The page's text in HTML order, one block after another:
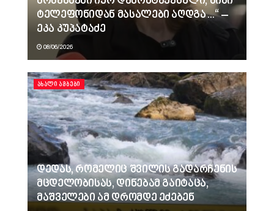
ტელეფონიდან მასალები აღდგა…“ –
ეკა კუპატაძე
08/06/2026
ᲐᲮᲐᲚᲘ ᲐᲛᲑᲔᲑᲘ
დედას, რომელიც შვილის გადარჩენის
მცდელობისას, დინებამ გაიტაცა,
მაშველები ამ დრომდე ეძებენ